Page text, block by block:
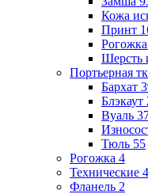
Кожа
Принт
Рогожка
Шерсть
Портьерная
Бархат
Блэкаут
Вуаль
Тюль 55
Рогожка 4
Технические 4
Фланель 2